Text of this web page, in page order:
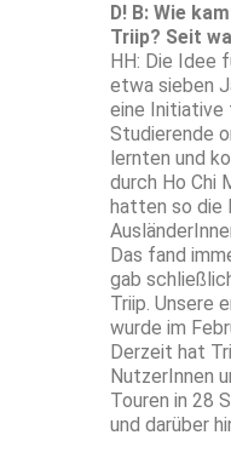
D! B: Wie
Triip? Seit
HH: Die Idee
etwa sieben
eine Initiative
Studierende
lernten und
durch Ho Chi
hatten so die
Das fand
gab
Triip. Unsere
wurde im
Derzeit hat
NutzerInnen
Touren in 28
und darüber